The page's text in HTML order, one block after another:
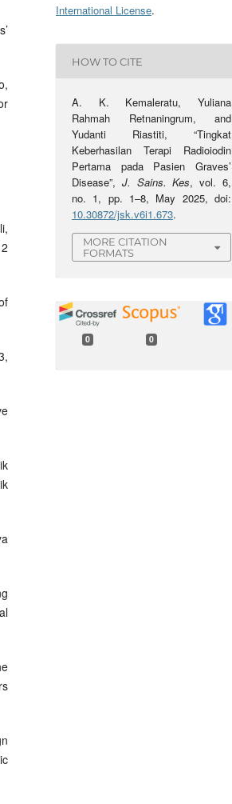
International License.
HOW TO CITE
A. K. Kemaleratu, Yuliana
Rahmah Retnaningrum, and
Yudanti Riastiti, “Tingkat
Keberhasilan Terapi Radioiodin
Pertama pada Pasien Graves’
Disease”, J. Sains. Kes, vol. 6,
no. 1, pp. 1–8, May 2025, doi:
10.30872/jsk.v6i1.673.
MORE CITATION
FORMATS
0 0